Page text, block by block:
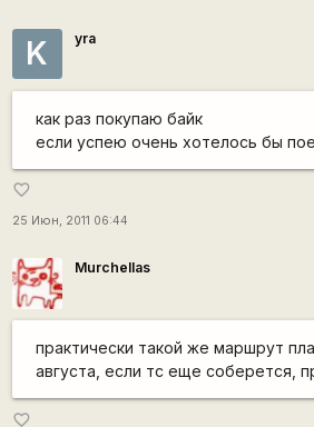
K yra
как раз покупаю байк
если успею очень хотелось бы
favorite_border
25 Июн, 2011 06:44
Murchellas
практически такой же маршрут
августа, если тс еще соберется,
favorite_border